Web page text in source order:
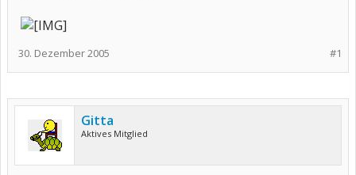
#1
30. Dezember 2005
Gitta
Aktives Mitglied